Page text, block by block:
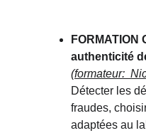
FORMATION
authenticité
(formateur:
Détecter les
fraudes,
adaptées au